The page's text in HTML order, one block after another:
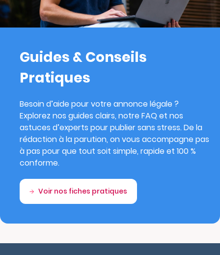
Guides & Conseils
Pratiques
Besoin d’aide pour votre annonce légale ?
Explorez nos guides clairs, notre FAQ et nos
astuces d’experts pour publier sans stress. De la
rédaction à la parution, on vous accompagne pas
à pas pour que tout soit simple, rapide et 100 %
conforme.
Voir nos fiches pratiques